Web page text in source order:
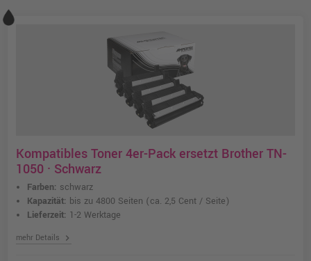
Kompatibles Toner 4er-Pack ersetzt Brother TN-
1050 · Schwarz
Farben: schwarz
Kapazität: bis zu 4800 Seiten (ca. 2,5 Cent / Seite)
Lieferzeit: 1-2 Werktage
mehr Details chevron_right